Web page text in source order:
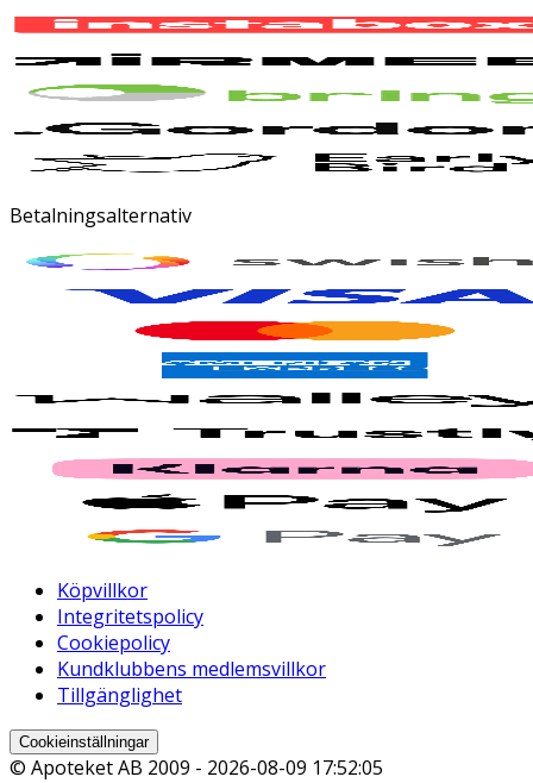
Betalningsalternativ
Köpvillkor
Integritetspolicy
Cookiepolicy
Kundklubbens medlemsvillkor
Tillgänglighet
Cookieinställningar
© Apoteket AB 2009 - 2026-08-09 17:52:05